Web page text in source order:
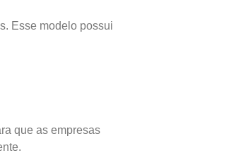
Esse modelo possui
que as empresas